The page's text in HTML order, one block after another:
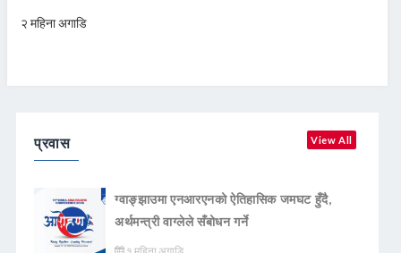
२ महिना अगाडि
प्रवास View All
ग्वाङ्झाउमा एनआरएनको ऐतिहासिक जमघट हुँदै,
अर्थमन्त्री वाग्लेले सँबोधन गर्ने